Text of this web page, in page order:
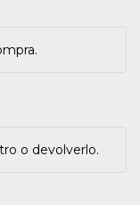
o devolverlo.